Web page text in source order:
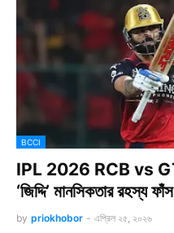
BCCI
IPL 2026 RCB vs GT:
‘জিদ্দি’ মানসিকতার রহস্য ফাঁস
by priokhobor - এপ্রিল ২৫, ২০২৬